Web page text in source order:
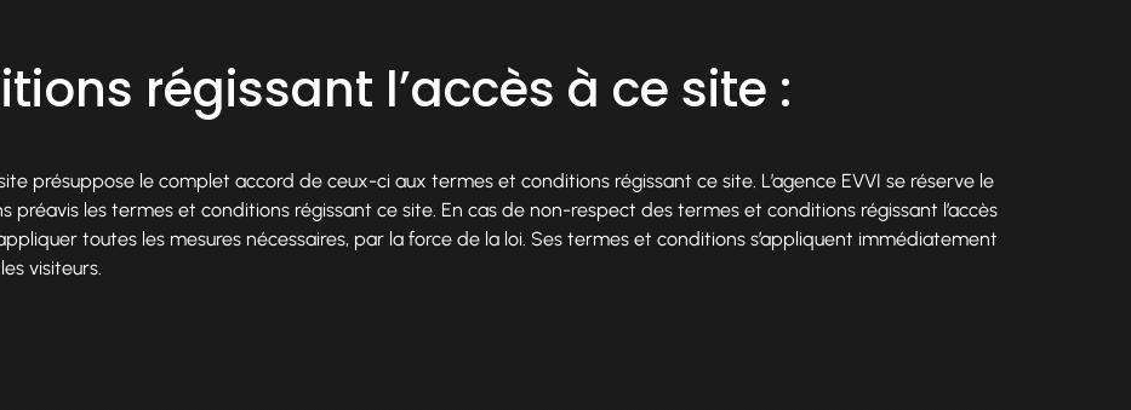
régissant l’accès à ce site :
présuppose le complet accord de ceux-ci aux termes et conditions régissant ce site. L’agence EVVI se réserve le
préavis les termes et conditions régissant ce site. En cas de non-respect des termes et conditions régissant l’accès
toutes les mesures nécessaires, par la force de la loi. Ses termes et conditions s’appliquent immédiatement
visiteurs.